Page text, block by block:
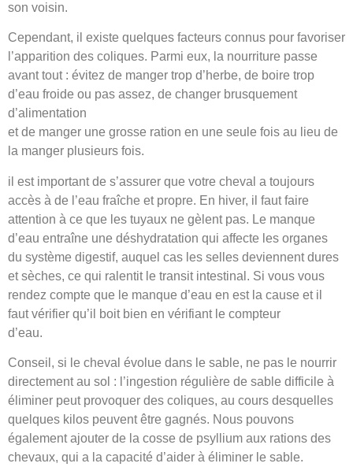
son voisin.
Cependant, il existe quelques facteurs connus pour favoriser
l’apparition des coliques. Parmi eux, la nourriture passe
avant tout : évitez de manger trop d’herbe, de boire trop
d’eau froide ou pas assez, de changer brusquement
d’alimentation
et de manger une grosse ration en une seule fois au lieu de
la manger plusieurs fois.
il est important de s’assurer que votre cheval a toujours
accès à de l’eau fraîche et propre. En hiver, il faut faire
attention à ce que les tuyaux ne gèlent pas. Le manque
d’eau entraîne une déshydratation qui affecte les organes
du système digestif, auquel cas les selles deviennent dures
et sèches, ce qui ralentit le transit intestinal. Si vous vous
rendez compte que le manque d’eau en est la cause et il
faut vérifier qu’il boit bien en vérifiant le compteur
d’eau.
Conseil, si le cheval évolue dans le sable, ne pas le nourrir
directement au sol : l’ingestion régulière de sable difficile à
éliminer peut provoquer des coliques, au cours desquelles
quelques kilos peuvent être gagnés. Nous pouvons
également ajouter de la cosse de psyllium aux rations des
chevaux, qui a la capacité d’aider à éliminer le sable.